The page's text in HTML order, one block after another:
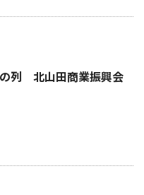
列 北山田商業振興会